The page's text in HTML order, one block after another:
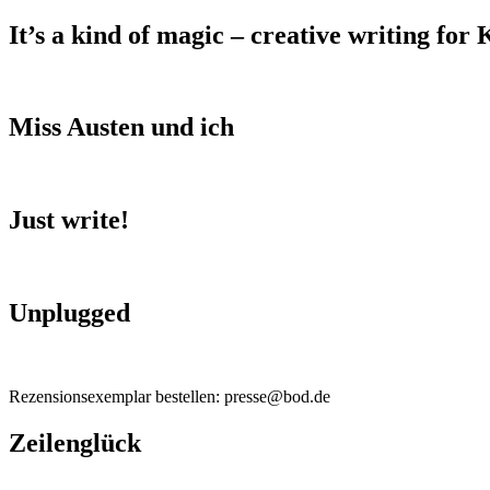
It’s a kind of magic – creative writing for
Miss Austen und ich
Just write!
Unplugged
Rezensionsexemplar bestellen: presse@bod.de
Zeilenglück